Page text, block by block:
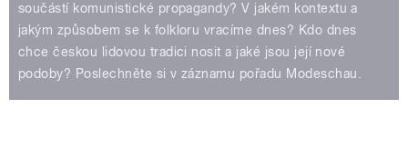
součástí komunistické propagandy? V jakém kontextu a
jakým způsobem se k folkloru vracíme dnes? Kdo dnes
chce českou lidovou tradici nosit a jaké jsou její nové
podoby? Poslechněte si v záznamu pořadu Modeschau.